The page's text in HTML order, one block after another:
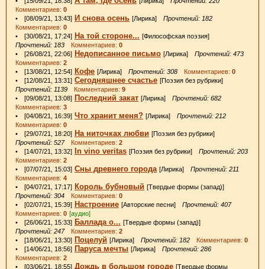
Комментариев: 0
• [08/09/21, 13:43] И снова осень [Лирика] Прочтений: 182
Комментариев: 0
• [30/08/21, 17:24] На той стороне... [Философская поэзия]
Прочтений: 183 Комментариев: 0
• [26/08/21, 22:06] Недописанное письмо [Лирика] Прочтений: 473
Комментариев: 2
• [13/08/21, 12:54] Кофе [Лирика] Прочтений: 308 Комментариев: 0
• [12/08/21, 13:31] Сегодняшнее счастье [Поэзия без рубрики]
Прочтений: 1139 Комментариев: 9
• [09/08/21, 13:08] Последний закат [Лирика] Прочтений: 682
Комментариев: 3
• [04/08/21, 16:39] Что хранит меня? [Лирика] Прочтений: 212
Комментариев: 0
• [29/07/21, 18:20] На ниточках любви [Поэзия без рубрики]
Прочтений: 527Комментариев: 2
• [14/07/21, 13:32] In vino veritas [Поэзия без рубрики] Прочтений: 203
Комментариев: 2
• [07/07/21, 15:03] Сны древнего города [Лирика] Прочтений: 211
Комментариев: 4
• [04/07/21, 17:17] Король бубновый [Твердые формы (запад)]
Прочтений: 304 Комментариев: 0
• [02/07/21, 15:39] Настроение [Авторские песни] Прочтений: 407
Комментариев: 0 [аудио]
• [26/06/21, 15:33] Баллада о... [Твердые формы (запад)]
Прочтений: 247Комментариев: 2
• [18/06/21, 13:30] Поцелуй [Лирика] Прочтений: 182 Комментариев: 0
• [14/06/21, 18:56] Паруса мечты [Лирика] Прочтений: 286
Комментариев: 2
• [03/06/21, 18:55] Дождь в большом городе [Твердые формы